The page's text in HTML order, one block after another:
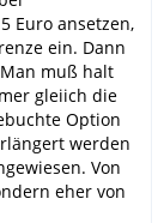
Euro ansetzen,
ein. Dann
muß halt
gleiich die
Option
werden
Von
eher von